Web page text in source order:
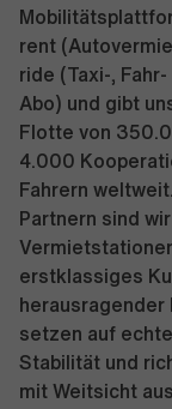
rent
ride (Taxi-,
Abo) und gibt
Flotte von
4.000
Fahrern
Partnern sind
erstklassiges
setzen auf
Stabilität und
mit Weitsicht